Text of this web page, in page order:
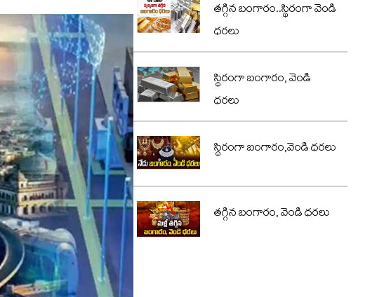
తగ్గిన బంగారం..స్థిరంగా వెండి
ధరలు
స్థిరంగా బంగారం, వెండి
ధరలు
స్థిరంగా బంగారం,వెండి ధరలు
తగ్గిన బంగారం, వెండి ధరలు